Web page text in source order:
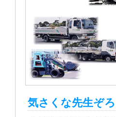
気さくな先生ぞ